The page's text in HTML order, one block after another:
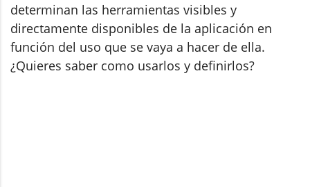
determinan las herramientas visibles y
directamente disponibles de la aplicación en
función del uso que se vaya a hacer de ella.
¿Quieres saber como usarlos y definirlos?